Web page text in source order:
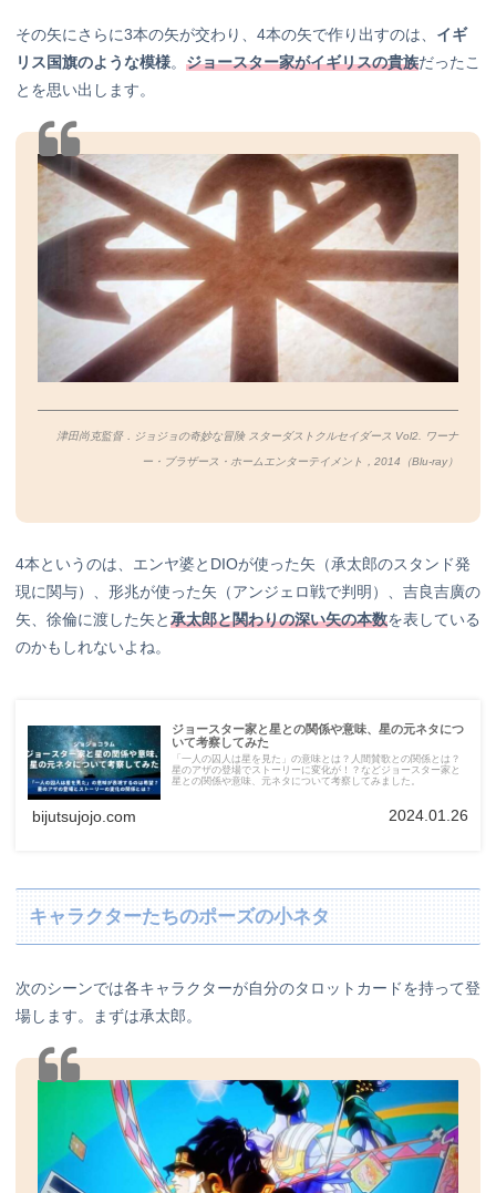
その矢にさらに3本の矢が交わり、4本の矢で作り出すのは、 イギ
リス国旗のような模様。 ジョースター家がイギリスの貴族だったこ
とを思い出します。
津田尚克監督．ジョジョの奇妙な冒険 スターダストクルセイダース Vol2. ワーナ
ー・ブラザース・ホームエンターテイメント，2014（Blu-ray）
4本というのは、エンヤ婆とDIOが使った矢（承太郎のスタンド発
現に関与）、形兆が使った矢（アンジェロ戦で判明）、吉良吉廣の
矢、徐倫に渡した矢と承太郎と関わりの深い矢の本数を表している
のかもしれないよね。
ジョースター家と星との関係や意味、星の元ネタにつ
いて考察してみた
「一人の囚人は星を見た」の意味とは？人間賛歌との関係とは？
星のアザの登場でストーリーに変化が！？などジョースター家と
星との関係や意味、元ネタについて考察してみました。
bijutsujojo.com 2024.01.26
キャラクターたちのポーズの小ネタ
次のシーンでは各キャラクターが自分のタロットカードを持って登
場します。まずは承太郎。